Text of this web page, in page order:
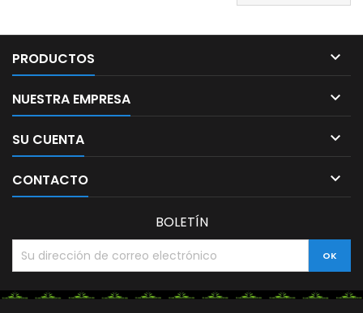
PRODUCTOS 
NUESTRA EMPRESA 
SU CUENTA 
CONTACTO 
BOLETÍN